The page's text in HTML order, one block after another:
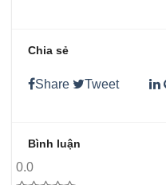
Chia sẻ
Share Tweet
Bình luận
0.0